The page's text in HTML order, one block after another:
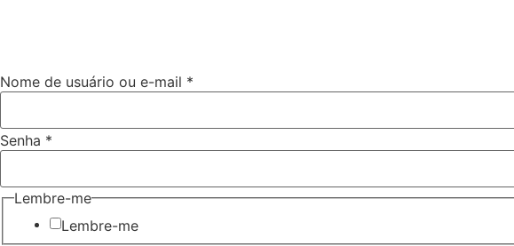
Nome de usuário ou e-mail *
ou
Senha
Senha *
Lembre-me
Lembre-me